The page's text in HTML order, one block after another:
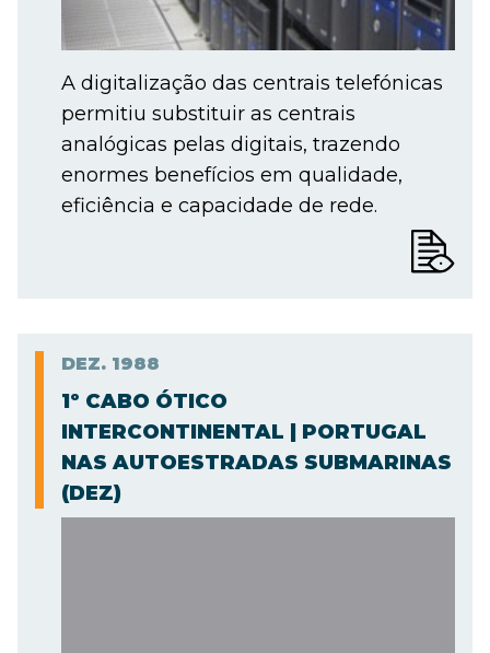
A digitalização das centrais telefónicas
permitiu substituir as centrais
analógicas pelas digitais, trazendo
enormes benefícios em qualidade,
eficiência e capacidade de rede.
DEZ. 1988
1º CABO ÓTICO
INTERCONTINENTAL | PORTUGAL
NAS AUTOESTRADAS SUBMARINAS
(DEZ)